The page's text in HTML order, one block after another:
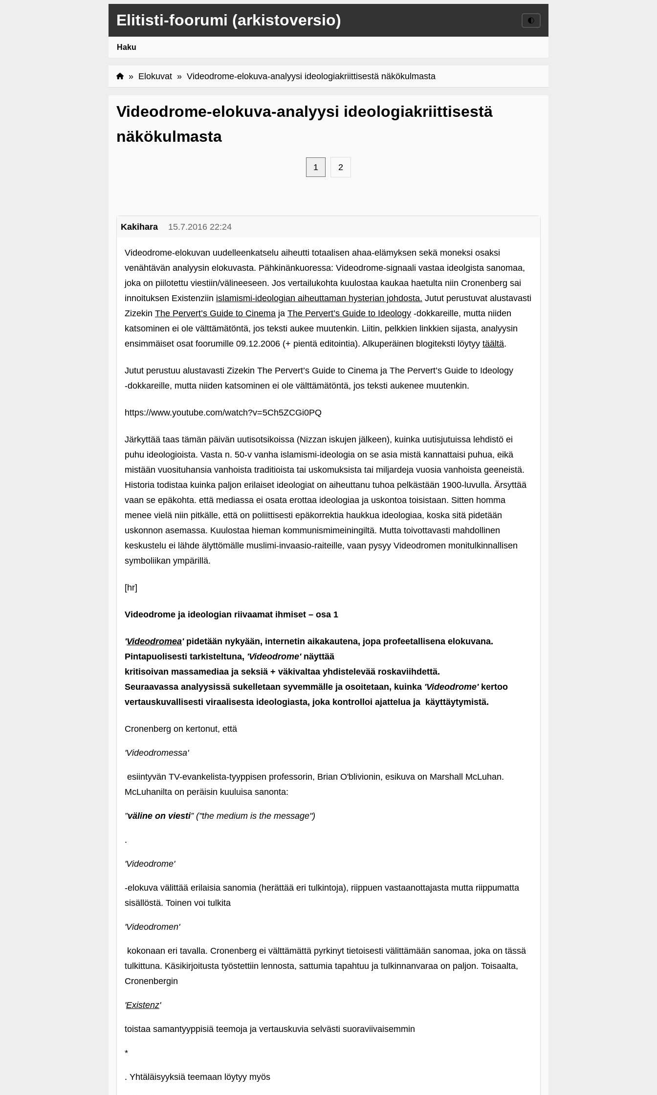
Elitisti-foorumi (arkistoversio) 🌓
Haku
» Elokuvat » Videodrome-elokuva-analyysi ideologiakriittisestä näkökulmasta
Videodrome-elokuva-analyysi ideologiakriittisestä
näkökulmasta
1 2
Kakihara 15.7.2016 22:24
Videodrome-elokuvan uudelleenkatselu aiheutti totaalisen ahaa-elämyksen sekä moneksi osaksi
venähtävän analyysin elokuvasta. Pähkinänkuoressa: Videodrome-signaali vastaa ideolgista sanomaa,
joka on piilotettu viestiin/välineeseen. Jos vertailukohta kuulostaa kaukaa haetulta niin Cronenberg sai
innoituksen Existenziin islamismi-ideologian aiheuttaman hysterian johdosta. Jutut perustuvat alustavasti
Zizekin The Pervert’s Guide to Cinema ja The Pervert’s Guide to Ideology ‑dokkareille, mutta niiden
katsominen ei ole välttämätöntä, jos teksti aukee muutenkin. Liitin, pelkkien linkkien sijasta, analyysin
ensimmäiset osat foorumille 09.12.2006 (+ pientä editointia). Alkuperäinen blogiteksti löytyy täältä.
Jutut perustuu alustavasti Zizekin The Pervert’s Guide to Cinema ja The Pervert’s Guide to Ideology
‑dokkareille, mutta niiden katsominen ei ole välttämätöntä, jos teksti aukenee muutenkin.
https://www.youtube.com/watch?v=5Ch5ZCGi0PQ
Järkyttää taas tämän päivän uutisotsikoissa (Nizzan iskujen jälkeen), kuinka uutisjutuissa lehdistö ei
puhu ideologioista. Vasta n. 50-v vanha islamismi-ideologia on se asia mistä kannattaisi puhua, eikä
mistään vuosituhansia vanhoista traditioista tai uskomuksista tai miljardeja vuosia vanhoista geeneistä.
Historia todistaa kuinka paljon erilaiset ideologiat on aiheuttanu tuhoa pelkästään 1900-luvulla. Ärsyttää
vaan se epäkohta. että mediassa ei osata erottaa ideologiaa ja uskontoa toisistaan. Sitten homma
menee vielä niin pitkälle, että on poliittisesti epäkorrektia haukkua ideologiaa, koska sitä pidetään
uskonnon asemassa. Kuulostaa hieman kommunismimeiningiltä. Mutta toivottavasti mahdollinen
keskustelu ei lähde älyttömälle muslimi-invaasio-raiteille, vaan pysyy Videodromen monitulkinnallisen
symboliikan ympärillä.
[hr]
Videodrome ja ideologian riivaamat ihmiset – osa 1
'Videodromea'pidetään nykyään, internetin aikakautena, jopa profeetallisena elokuvana.
Pintapuolisesti tarkisteltuna, 'Videodrome'näyttää
kritisoivan massamediaa ja seksiä + väkivaltaa yhdistelevää roskaviihdettä.
Seuraavassa analyysissä sukelletaan syvemmälle ja osoitetaan, kuinka 'Videodrome'kertoo
vertauskuvallisesti viraalisesta ideologiasta, joka kontrolloi ajattelua ja käyttäytymistä.
Cronenberg on kertonut, että
'Videodromessa'
esiintyvän TV-evankelista-tyyppisen professorin, Brian O'blivionin, esikuva on Marshall McLuhan.
McLuhanilta on peräisin kuuluisa sanonta:
”väline on viesti” ("the medium is the message")
.
'Videodrome'
-elokuva välittää erilaisia sanomia (herättää eri tulkintoja), riippuen vastaanottajasta mutta riippumatta
sisällöstä. Toinen voi tulkita
'Videodromen'
kokonaan eri tavalla. Cronenberg ei välttämättä pyrkinyt tietoisesti välittämään sanomaa, joka on tässä
tulkittuna. Käsikirjoitusta työstettiin lennosta, sattumia tapahtuu ja tulkinnanvaraa on paljon. Toisaalta,
Cronenbergin
'Existenz'
toistaa samantyyppisiä teemoja ja vertauskuvia selvästi suoraviivaisemmin
*
. Yhtäläisyyksiä teemaan löytyy myös